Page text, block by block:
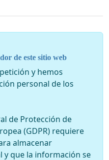
de este sitio web
y hemos
personal de los
de Protección de
(GDPR) requiere
almacenar
que la información se